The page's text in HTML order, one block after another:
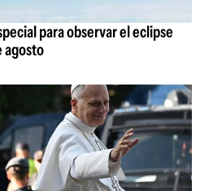
para observar el eclipse
agosto